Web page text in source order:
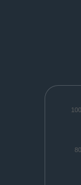
80
100